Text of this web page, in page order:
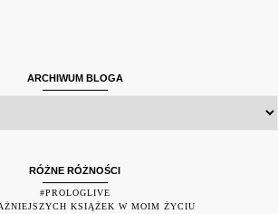
ARCHIWUM BLOGA
RÓŻNE RÓŻNOŚCI
#PROLOGLIVE
KSIĄŻEK W MOIM ŻYCIU